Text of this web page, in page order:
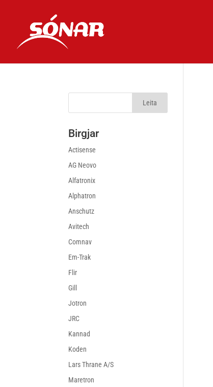
Birgjar
Actisense
AG Neovo
Alfatronix
Alphatron
Anschutz
Avitech
Comnav
Em-Trak
Flir
Gill
Jotron
JRC
Kannad
Koden
Lars Thrane A/S
Maretron